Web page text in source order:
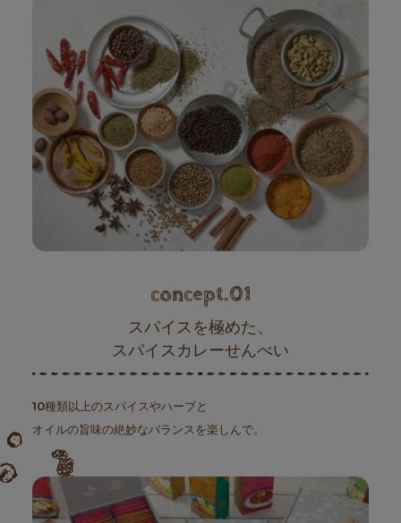
concept.01
スパイスを極めた、
スパイスカレーせんべい
10種類以上のスパイスやハーブと
オイルの旨味の絶妙なバランスを楽しんで。